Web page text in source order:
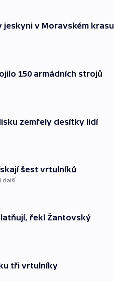
jeskyni v Moravském krasu
150 armádních strojů
zemřely desítky lidí
šest vrtulníků
další
řekl Žantovský
tři vrtulníky